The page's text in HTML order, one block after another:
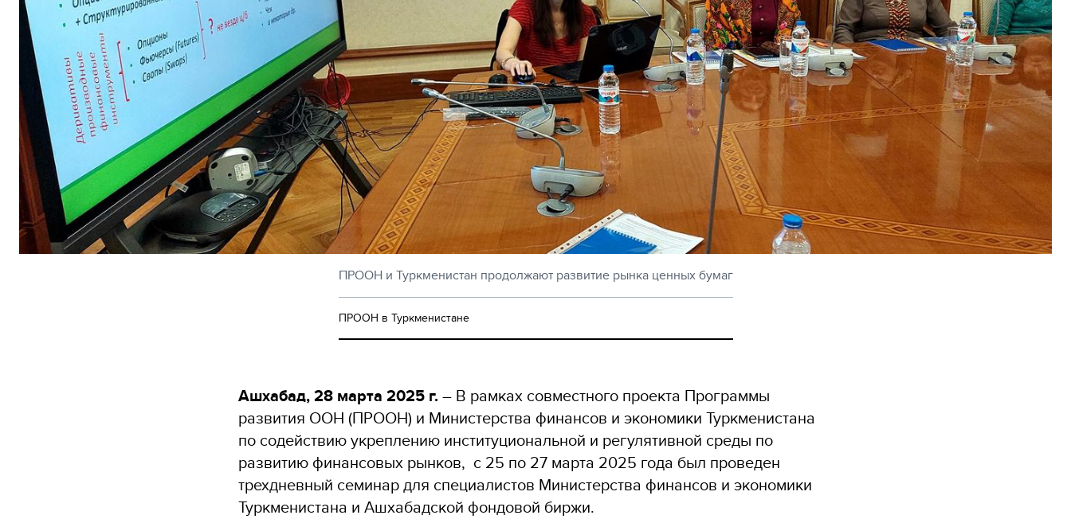
ПРООН и Туркменистан продолжают развитие рынка ценных бумаг
ПРООН в Туркменистане
Ашхабад, 28 марта 2025 г.– В рамках совместного проекта Программы
развития ООН (ПРООН) и Министерства финансов и экономики Туркменистана
по содействию укреплению институциональной и регулятивной среды по
развитию финансовых рынков, с 25 по 27 марта 2025 года был проведен
трехдневный семинар для специалистов Министерства финансов и экономики
Туркменистана и Ашхабадской фондовой биржи.